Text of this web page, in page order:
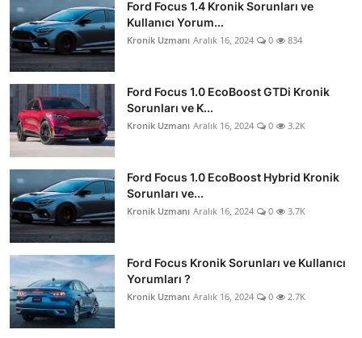
Ford Focus 1.4 Kronik Sorunları ve
Kullanıcı Yorum...
Kronik Uzmanı Aralık 16, 2024 0 834
Ford Focus 1.0 EcoBoost GTDi Kronik
Sorunları ve K...
Kronik Uzmanı Aralık 16, 2024 0 3.2K
Ford Focus 1.0 EcoBoost Hybrid Kronik
Sorunları ve...
Kronik Uzmanı Aralık 16, 2024 0 3.7K
Ford Focus Kronik Sorunları ve Kullanıcı
Yorumları ?
Kronik Uzmanı Aralık 16, 2024 0 2.7K